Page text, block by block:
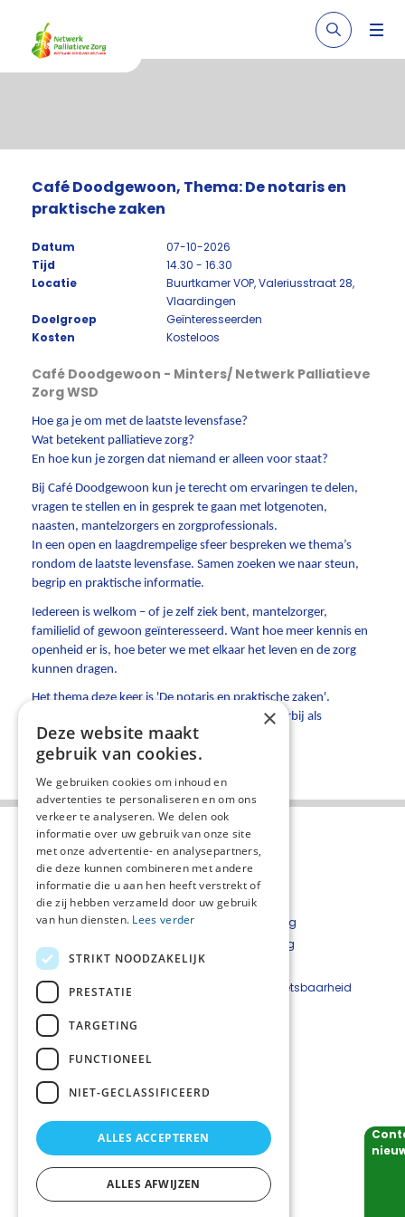
Café Doodgewoon, Thema: De notaris en
praktische zaken
Datum
07-10-2026
Tijd
14.30 - 16.30
Locatie
Buurtkamer VOP, Valeriusstraat 28,
Vlaardingen
Doelgroep
Geïnteresseerden
Kosten
Kosteloos
Café Doodgewoon - Minters/ Netwerk Palliatieve
Zorg WSD
Hoe ga je om met de laatste levensfase?
Wat betekent palliatieve zorg?
En hoe kun je zorgen dat niemand er alleen voor staat?
Bij Café Doodgewoon kun je terecht om ervaringen te delen,
vragen te stellen en in gesprek te gaan met lotgenoten,
naasten, mantelzorgers en zorgprofessionals.
In een open en laagdrempelige sfeer bespreken we thema’s
rondom de laatste levensfase. Samen zoeken we naar steun,
begrip en praktische informatie.
Iedereen is welkom – of je zelf ziek bent, mantelzorger,
familielid of gewoon geïnteresseerd. Want hoe meer kennis en
openheid er is, hoe beter we met elkaar het leven en de zorg
kunnen dragen.
Het thema deze keer is 'De notaris en praktische zaken'.
Het testament en andere regelzaken komen hierbij als
onderdelen aan bod.
Over het netwerk
Over Palliaweb
Contact
Nieuwsbrief
Privacyverklaring
Cookieverklaring
Disclaimer
Beveiligingskwetsbaarheid
Contact:
Netwerkcoördinator: Nadja Alberto
nadja.alberto@careyn.nl
×
Deze website maakt
gebruik van cookies.
We gebruiken cookies om inhoud en
advertenties te personaliseren en om ons
verkeer te analyseren. We delen ook
informatie over uw gebruik van onze site
met onze advertentie- en analysepartners,
die deze kunnen combineren met andere
informatie die u aan hen heeft verstrekt of
die zij hebben verzameld door uw gebruik
van hun diensten. Lees verder
STRIKT NOODZAKELIJK
PRESTATIE
TARGETING
FUNCTIONEEL
NIET-GECLASSIFICEERD
ALLES ACCEPTEREN
ALLES AFWIJZEN